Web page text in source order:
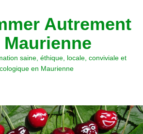
Autrement
Maurienne
saine, éthique, locale, conviviale et
en Maurienne